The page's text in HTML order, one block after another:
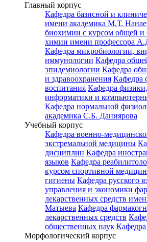
Главный корпус
Кафедра базисной и
имени академика М.Т.
биохимии с курсом общей и
химии имени профессора
Кафедра микробиологии,
иммунологии Кафедра
эпидемиологии Кафедра
и здравоохранения Кафедра
воспитания Кафедра
информатики и
Кафедра нормальной
академика С.Б. Даниярова
Учебный корпус
Кафедра военно-
экстремальной медицины
дисциплин Кафедра
языков Кафедра
курсом спортивной
гигиены Кафедра русского
управления и экономики
лекарственных средств
Матыева Кафедра
лекарственных средств
общественных наук Кафедра
Морфологический корпус